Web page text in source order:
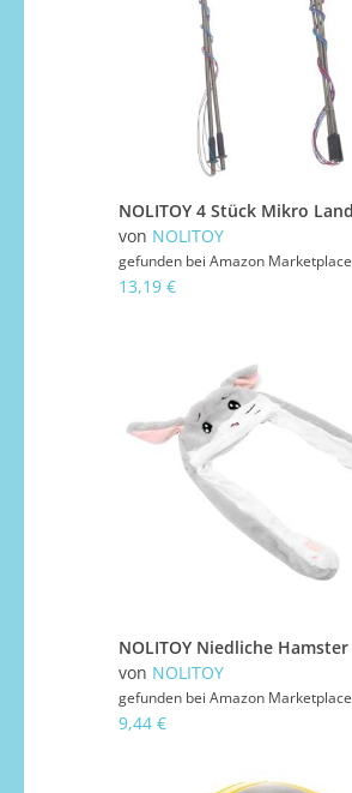
von NOLITOY
gefunden bei Amazon Marketplace
13,19 €
von NOLITOY
gefunden bei Amazon Marketplace
9,44 €